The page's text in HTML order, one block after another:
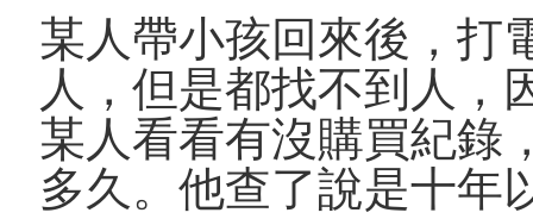
某人帶小孩回來後，打
人，但是都找不到人，
某人看看有沒購買紀錄
多久。他查了說是十年